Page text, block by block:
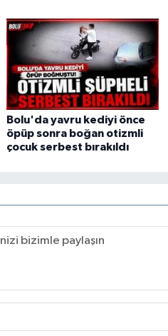
Bolu'da yavru kediyi önce
öpüp sonra boğan otizmli
çocuk serbest bırakıldı